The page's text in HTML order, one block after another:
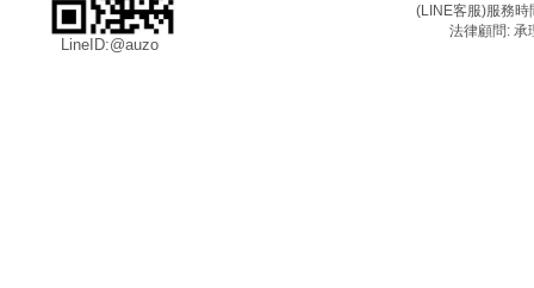
LineID:@auzo
(LINE客服)服務
法律顧問: 承